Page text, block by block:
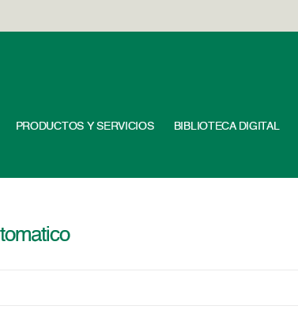
PRODUCTOS Y SERVICIOS BIBLIOTECA DIGITAL